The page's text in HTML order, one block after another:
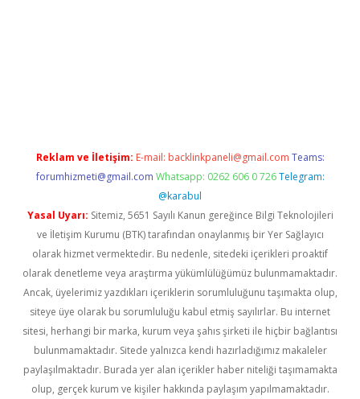
Reklam ve İletişim: E-mail: backlinkpaneli@gmail.com Teams:
forumhizmeti@gmail.com Whatsapp: 0262 606 0 726 Telegram:
@karabul
Yasal Uyarı: Sitemiz, 5651 Sayılı Kanun gereğince Bilgi Teknolojileri
ve İletişim Kurumu (BTK) tarafından onaylanmış bir Yer Sağlayıcı
olarak hizmet vermektedir. Bu nedenle, sitedeki içerikleri proaktif
olarak denetleme veya araştırma yükümlülüğümüz bulunmamaktadır.
Ancak, üyelerimiz yazdıkları içeriklerin sorumluluğunu taşımakta olup,
siteye üye olarak bu sorumluluğu kabul etmiş sayılırlar. Bu internet
sitesi, herhangi bir marka, kurum veya şahıs şirketi ile hiçbir bağlantısı
bulunmamaktadır. Sitede yalnızca kendi hazırladığımız makaleler
paylaşılmaktadır. Burada yer alan içerikler haber niteliği taşımamakta
olup, gerçek kurum ve kişiler hakkında paylaşım yapılmamaktadır.